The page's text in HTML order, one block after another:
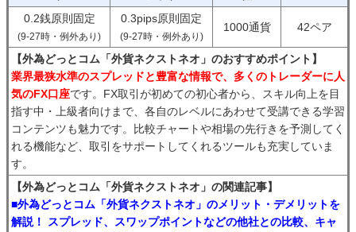
0.2銭原則固定
(9-27時・例外あり)
0.3pips原則固定
(9-27時・例外あり)
1000通貨 42ペア
【外為どっとコム「外貨ネクストネオ」のおすすめポイント】
業界最狭水準のスプレッドと豊富な情報で、多くのトレーダーに人
気のFX口座です。FX取引が初めての初心者から、スキル向上を目
指す中・上級者向けまで、各自のレベルにあわせて受講できる学習
コンテンツも魅力です。比較チャートや相場の先行きを予測してく
れる機能など、取引をサポートしてくれるツールも充実していま
す。
【外為どっとコム「外貨ネクストネオ」の関連記事】
■外為どっとコム「外貨ネクストネオ」のメリット・デメリットを
解説！ スプレッド、スワップポイントなどの他社との比較、キャ